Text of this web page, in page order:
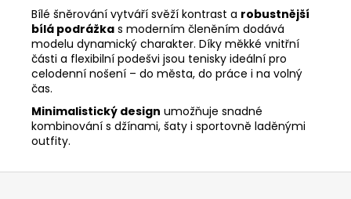
Bílé šněrování vytváří svěží kontrast a robustnější
bílá podrážka s moderním členěním dodává
modelu dynamický charakter. Díky měkké vnitřní
části a flexibilní podešvi jsou tenisky ideální pro
celodenní nošení – do města, do práce i na volný
čas.
Minimalistický design umožňuje snadné
kombinování s džínami, šaty i sportovně laděnými
outfity.
Z